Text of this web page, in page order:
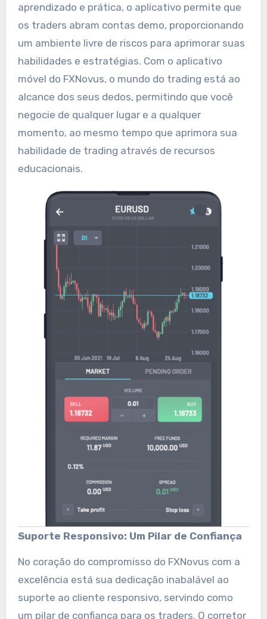
aprendizado e prática, o aplicativo permite que
os traders abram contas demo, proporcionando
um ambiente livre de riscos para aprimorar suas
habilidades e estratégias. Com o aplicativo
móvel do FXNovus, o mundo do trading está ao
alcance dos seus dedos, permitindo que você
negocie de qualquer lugar e a qualquer
momento, ao mesmo tempo que aprimora sua
habilidade de trading através de recursos
educacionais.
Suporte Responsivo: Um Pilar de Confiança
No coração do compromisso do FXNovus com a
excelência está sua dedicação inabalável ao
suporte ao cliente responsivo, servindo como
um pilar de confiança para os traders. O corretor